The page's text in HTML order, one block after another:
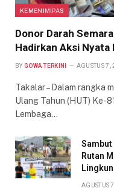
KEMENIMIPAS
Donor Darah
Hadirkan Aksi Nyata
BY GOWA TERKINI AGUSTUS 7,
Takalar – Dalam rangka
Ulang Tahun (HUT) Ke-
Lembaga…
Sambut
Rutan
AGUSTUS